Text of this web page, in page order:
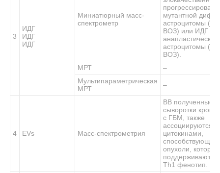
3
ИДГ
ИДГ
ИДГ
Миниатюрный масс-
спектрометр
мутантной
астроцитомы
ВОЗ) или ИДГ
анапластической
астроцитомы
ВОЗ).
МРТ
–
Мультипараметрическая
МРТ
–
4 EVs Масс-спектрометрия
ВВ полученные
сыворотки крови
с ГБМ, также
ассоциируются с
цитокинами,
опухоли, которые
поддерживают
Th1 фенотип.